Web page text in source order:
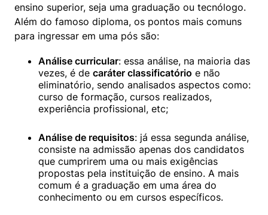
ensino superior, seja uma graduação ou tecnólogo.
Além do famoso diploma, os pontos mais comuns
para ingressar em uma pós são:
Análise curricular: essa análise, na maioria das
vezes, é de caráter classificatório e não
eliminatório, sendo analisados aspectos como:
curso de formação, cursos realizados,
experiência profissional, etc;
Análise de requisitos: já essa segunda análise,
consiste na admissão apenas dos candidatos
que cumprirem uma ou mais exigências
propostas pela instituição de ensino. A mais
comum é a graduação em uma área do
conhecimento ou em cursos específicos.